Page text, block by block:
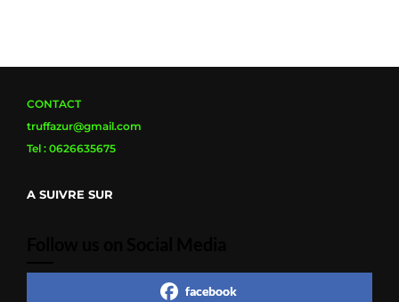
CONTACT
truffazur@gmail.com
Tel : 0626635675
A SUIVRE SUR
facebook